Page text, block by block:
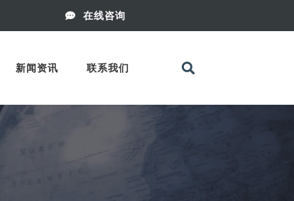
在线咨询
新闻资讯 联系我们